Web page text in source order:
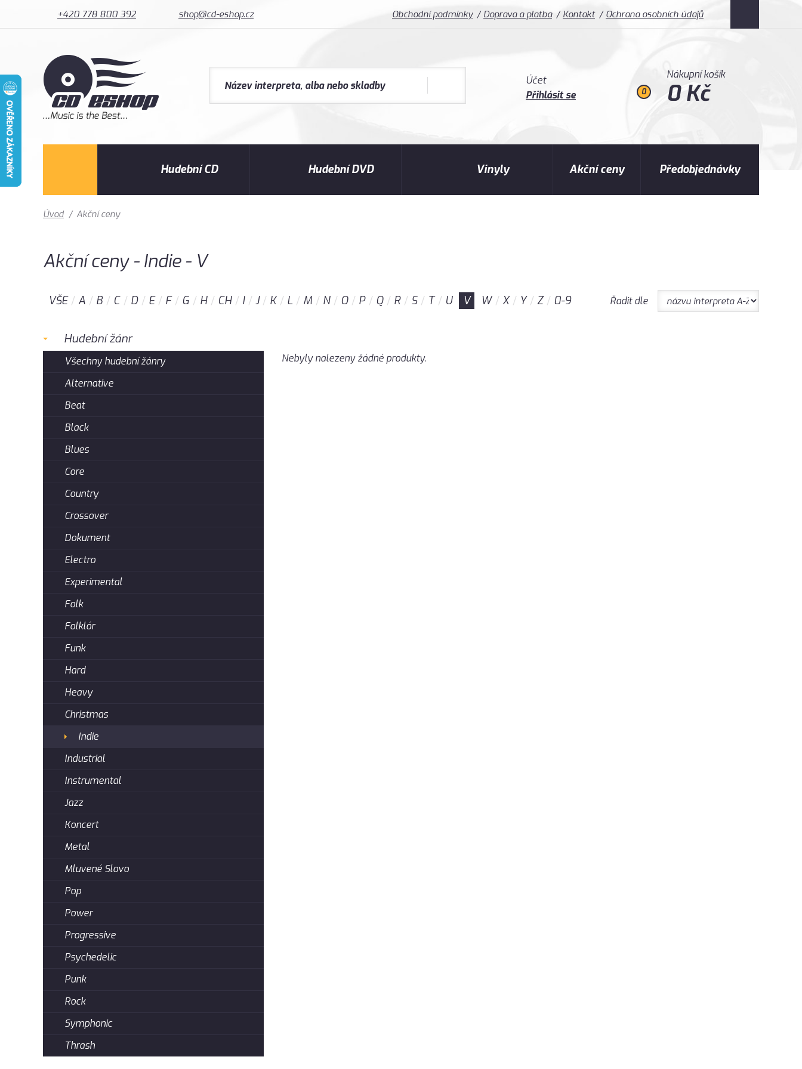
+420 778 800 392 shop@cd-eshop.cz Obchodní podmínky Doprava a platba Kontakt Ochrana osobních údajů
Účet
Přihlásit se
0
Nákupní košík
0 Kč
Hudební CD Hudební DVD Vinyly Akční ceny Předobjednávky
Úvod / Akční ceny
Akční ceny - Indie - V
VŠE A B C D E F G H CH I J K L M N O P Q R S T U V W X Y Z 0-9 Řadit dle
Hudební žánr
Všechny hudební žánry
Alternative
Beat
Black
Blues
Core
Country
Crossover
Dokument
Electro
Experimental
Folk
Folklór
Funk
Hard
Heavy
Christmas
Indie
Industrial
Instrumental
Jazz
Koncert
Metal
Mluvené Slovo
Pop
Power
Progressive
Psychedelic
Punk
Rock
Symphonic
Thrash
Nebyly nalezeny žádné produkty.